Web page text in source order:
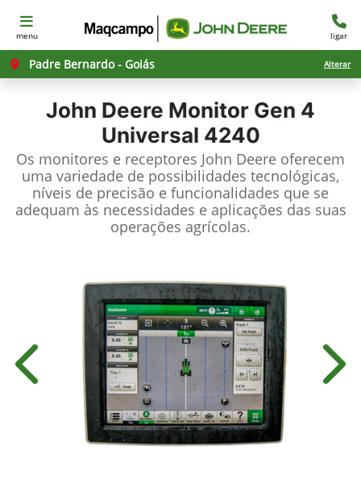
menu ligar
Padre Bernardo - Goiás Alterar
John Deere Monitor Gen 4
Universal 4240
Os monitores e receptores John Deere oferecem
uma variedade de possibilidades tecnológicas,
níveis de precisão e funcionalidades que se
adequam às necessidades e aplicações das suas
operações agrícolas.
Anterior